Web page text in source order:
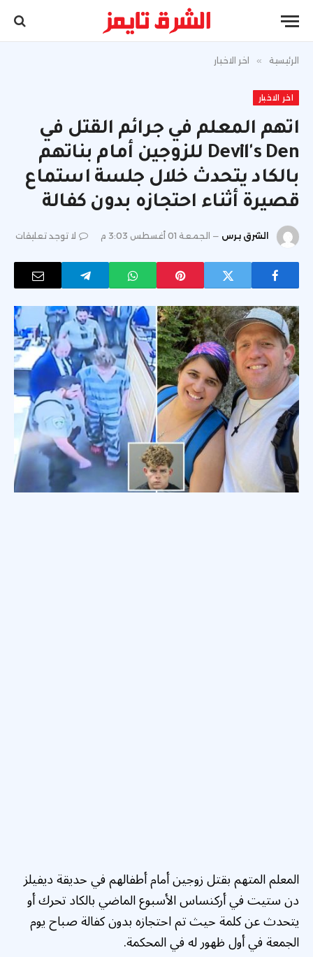
الرئيسية » اخر الاخبار
اخر الاخبار
اتهم المعلم في جرائم القتل في
Devil's Den للزوجين أمام بناتهم
بالكاد يتحدث خلال جلسة استماع
قصيرة أثناء احتجازه بدون كفالة
الشرق برس الجمعة 01 أغسطس 3:03 م لا توجد تعليقات
المعلم المتهم بقتل زوجين أمام أطفالهم في حديقة ديفيلز
دن ستيت في أركنساس الأسبوع الماضي بالكاد تحرك أو
يتحدث عن كلمة حيث تم احتجازه بدون كفالة صباح يوم
الجمعة في أول ظهور له في المحكمة.